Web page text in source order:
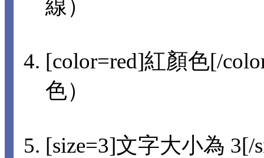
線）
[color=red]紅顏色[/
色）
[size=3]文字大小為